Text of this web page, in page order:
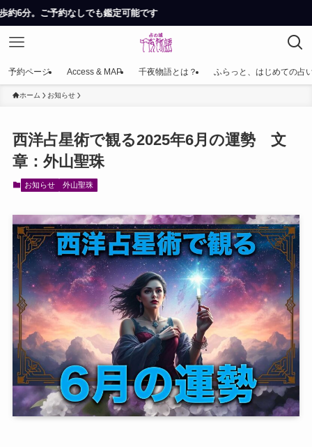
しでも鑑定可能です
予約ページ Access & MAP 千夜物語とは？ ふらっと、はじめての占
ホーム お知らせ
西洋占星術で観る2025年6月の運勢 文
章：外山聖珠
お知らせ 外山聖珠